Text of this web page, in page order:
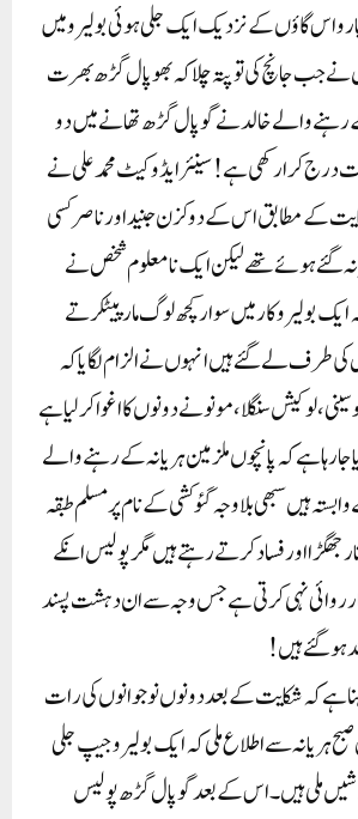
بارواس گاؤں کے نزدیک ایک جلی ہوئی بولیرو میں
نے جب جانچ کی تو پتہ چلا کہ بھوپال گڑھ بھرت
والے خالد نے گوپال گڑھ تھانے میں دو
درج کرا رکھی ہے ! سینئر ایڈوکیٹ محمد علی نے
کے مطابق اس کے دو کزن جنید اور ناصر کسی
گئے ہوئے تھے لیکن ایک نامعلوم شخص نے
ایک بولیرو کار میں سوار کچھ لوگ ما ر پیٹکرتے
کی طرف لے گئے ہیں انہوں نے الزام لگایا کہ
، لوکیش سنگلا ، مونو نے دونوں کااغوا کر لیا ہے
جا رہا ہے کہ پانچوں ملزمین ہریانہ کے رہنے والے
ہیں سبھی بلاوجہ گئو کشی کے نام پر مسلم طبقہ
جھگڑا اور فساد کر تے رہتے ہیں مگر پولیس انکے
نہی کر تی ہے جس وجہ سے ان دہشت پسند
ہو گئے ہیں!
ہے کہ شکایت کے بعد دونوں نوجوانوں کی رات
ہریانہ سے اطلاع ملی کہ ایک بولیرو جیپ جلی
ملی ہیں۔ اس کے بعد گوپال گڑھ پولیس